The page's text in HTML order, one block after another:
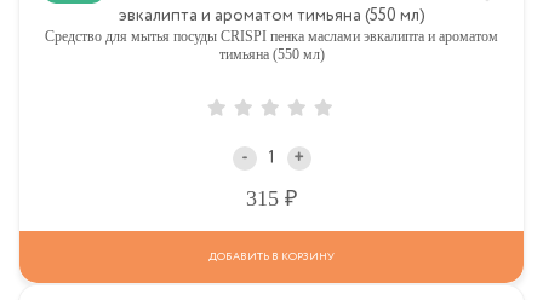
Средство для мытья посуды CRISPI пенка маслами эвкалипта и ароматом
тимьяна (550 мл)
- +
315
ДОБАВИТЬ В КОРЗИНУ